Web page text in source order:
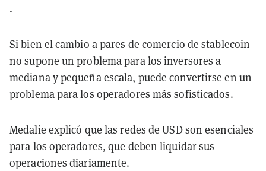
.
Si bien el cambio a pares de comercio de stablecoin
no supone un problema para los inversores a
mediana y pequeña escala, puede convertirse en un
problema para los operadores más sofisticados.
Medalie explicó que las redes de USD son esenciales
para los operadores, que deben liquidar sus
operaciones diariamente.